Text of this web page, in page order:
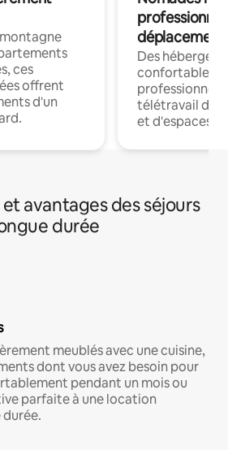
ces
offrent
d'un
déplacement
Des
confortables
professionnels
télétravail
et d'espaces
avantages des séjours
durée
meublés avec une cuisine,
dont vous avez besoin pour
pendant un mois ou
parfaite à une location